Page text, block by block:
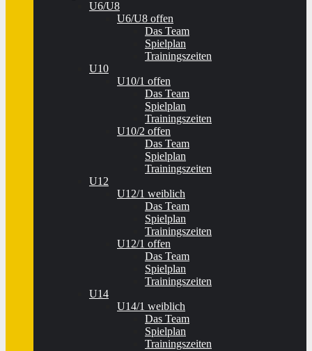
U6/U8
U6/U8 offen
Das Team
Spielplan
Trainingszeiten
U10
U10/1 offen
Das Team
Spielplan
Trainingszeiten
U10/2 offen
Das Team
Spielplan
Trainingszeiten
U12
U12/1 weiblich
Das Team
Spielplan
Trainingszeiten
U12/1 offen
Das Team
Spielplan
Trainingszeiten
U14
U14/1 weiblich
Das Team
Spielplan
Trainingszeiten